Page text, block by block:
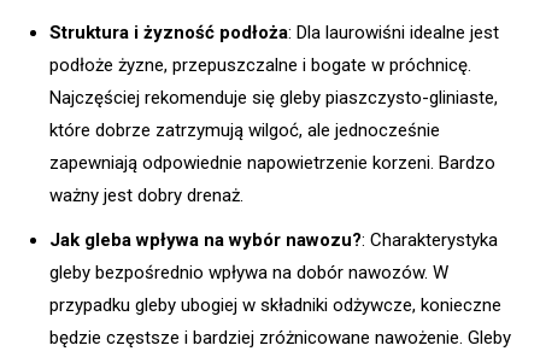
Struktura i żyzność podłoża: Dla laurowiśni idealne jest
podłoże żyzne, przepuszczalne i bogate w próchnicę.
Najczęściej rekomenduje się gleby piaszczysto-gliniaste,
które dobrze zatrzymują wilgoć, ale jednocześnie
zapewniają odpowiednie napowietrzenie korzeni. Bardzo
ważny jest dobry drenaż.
Jak gleba wpływa na wybór nawozu?: Charakterystyka
gleby bezpośrednio wpływa na dobór nawozów. W
przypadku gleby ubogiej w składniki odżywcze, konieczne
będzie częstsze i bardziej zróżnicowane nawożenie. Gleby